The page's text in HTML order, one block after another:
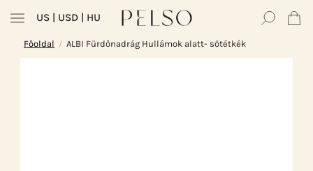
US | USD | HU
Főoldal / ALBI Fürdőnadrág Hullámok alatt- sötétkék